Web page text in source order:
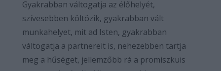
Gyakrabban váltogatja az élőhelyét,
szívesebben költözik, gyakrabban vált
munkahelyet, mit ad Isten, gyakrabban
váltogatja a partnereit is, nehezebben tartja
meg a hűséget, jellemzőbb rá a promiszkuis